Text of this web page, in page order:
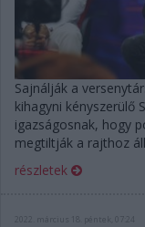
Sajnálják a
kihagyni kényszerülő
igazságosnak, hogy
megtiltják a rajthoz
részletek
2022. március 18. péntek, 07:24